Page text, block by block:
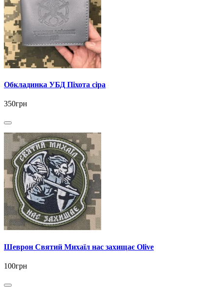
Обкладинка УБД Піхота сіра
350грн
Шеврон Святий Михаїл нас захищає Olive
100грн